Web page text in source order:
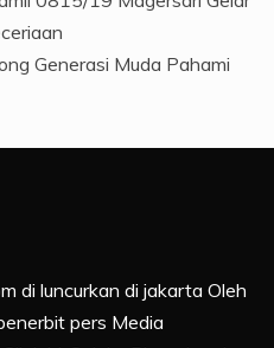
Generasi Muda Pahami
di luncurkan di jakarta Oleh
pers Media